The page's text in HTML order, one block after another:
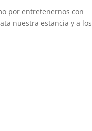
por entretenernos con
nuestra estancia y a los